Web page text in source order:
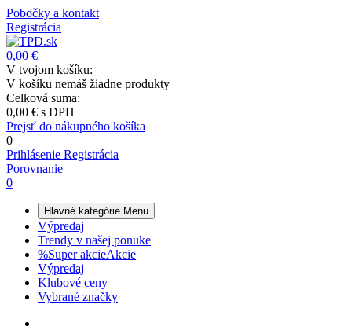
Pobočky a kontakt
Registrácia
0,00 €
V tvojom košíku:
V košíku nemáš žiadne produkty
Celková suma:
0,00 € s DPH
Prejsť do nákupného košíka
0
Prihlásenie Registrácia
Porovnanie
0
Hlavné kategórie Menu
Výpredaj
Trendy v našej ponuke
%Super akcieAkcie
Výpredaj
Klubové ceny
Vybrané značky